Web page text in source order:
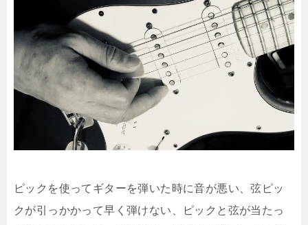
ピックを使ってギターを弾いた時に音が悪い、弦ピッ
クが引っかかって早く弾けない、ピックと弦が当たっ